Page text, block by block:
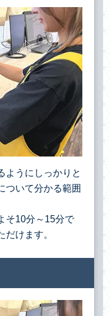
ようにしっかりと
ついて分かる範囲
そ10分～15分で
けます。